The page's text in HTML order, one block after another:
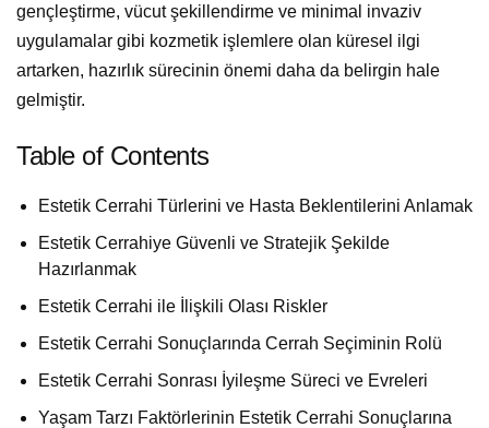
gençleştirme, vücut şekillendirme ve minimal invaziv
uygulamalar gibi kozmetik işlemlere olan küresel ilgi
artarken, hazırlık sürecinin önemi daha da belirgin hale
gelmiştir.
Table of Contents
Estetik Cerrahi Türlerini ve Hasta Beklentilerini Anlamak
Estetik Cerrahiye Güvenli ve Stratejik Şekilde
Hazırlanmak
Estetik Cerrahi ile İlişkili Olası Riskler
Estetik Cerrahi Sonuçlarında Cerrah Seçiminin Rolü
Estetik Cerrahi Sonrası İyileşme Süreci ve Evreleri
Yaşam Tarzı Faktörlerinin Estetik Cerrahi Sonuçlarına